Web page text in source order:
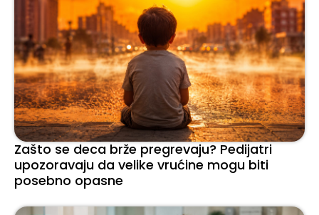
Zašto se deca brže pregrevaju? Pedijatri
upozoravaju da velike vrućine mogu biti
posebno opasne